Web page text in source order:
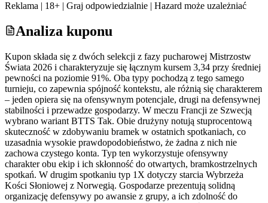
Reklama | 18+ | Graj odpowiedzialnie | Hazard może uzależniać
Analiza kuponu
Kupon składa się z dwóch selekcji z fazy pucharowej Mistrzostw
Świata 2026 i charakteryzuje się łącznym kursem 3,34 przy średniej
pewności na poziomie 91%. Oba typy pochodzą z tego samego
turnieju, co zapewnia spójność kontekstu, ale różnią się charakterem
– jeden opiera się na ofensywnym potencjale, drugi na defensywnej
stabilności i przewadze gospodarzy. W meczu Francji ze Szwecją
wybrano wariant BTTS Tak. Obie drużyny notują stuprocentową
skuteczność w zdobywaniu bramek w ostatnich spotkaniach, co
uzasadnia wysokie prawdopodobieństwo, że żadna z nich nie
zachowa czystego konta. Typ ten wykorzystuje ofensywny
charakter obu ekip i ich skłonność do otwartych, bramkostrzelnych
spotkań. W drugim spotkaniu typ 1X dotyczy starcia Wybrzeża
Kości Słoniowej z Norwegią. Gospodarze prezentują solidną
organizację defensywy po awansie z grupy, a ich zdolność do